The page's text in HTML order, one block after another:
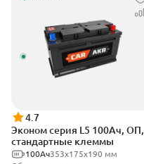
4.7
Эконом серия L5 100Ач, ОП,
стандартные клеммы
353х175х190 мм
100Ач